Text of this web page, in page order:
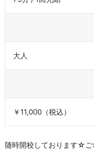
大人
￥11,000（税込）
随時開校しております☆ご